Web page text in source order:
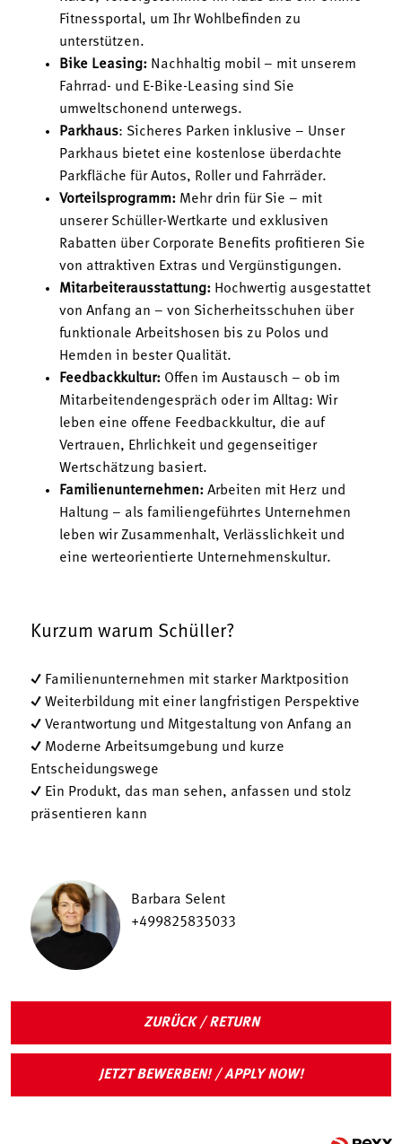
Fitnessportal, um Ihr Wohlbefinden zu
unterstützen.
Bike Leasing: Nachhaltig mobil – mit unserem
Fahrrad- und E-Bike-Leasing sind Sie
umweltschonend unterwegs.
Parkhaus: Sicheres Parken inklusive – Unser
Parkhaus bietet eine kostenlose überdachte
Parkfläche für Autos, Roller und Fahrräder.
Vorteilsprogramm: Mehr drin für Sie – mit
unserer Schüller-Wertkarte und exklusiven
Rabatten über Corporate Benefits profitieren Sie
von attraktiven Extras und Vergünstigungen.
Mitarbeiterausstattung: Hochwertig ausgestattet
von Anfang an – von Sicherheitsschuhen über
funktionale Arbeitshosen bis zu Polos und
Hemden in bester Qualität.
Feedbackkultur: Offen im Austausch – ob im
Mitarbeitendengespräch oder im Alltag: Wir
leben eine offene Feedbackkultur, die auf
Vertrauen, Ehrlichkeit und gegenseitiger
Wertschätzung basiert.
Familienunternehmen: Arbeiten mit Herz und
Haltung – als familiengeführtes Unternehmen
leben wir Zusammenhalt, Verlässlichkeit und
eine werteorientierte Unternehmenskultur.
Kurzum warum Schüller?
✓ Familienunternehmen mit starker Marktposition
✓ Weiterbildung mit einer langfristigen Perspektive
✓ Verantwortung und Mitgestaltung von Anfang an
✓ Moderne Arbeitsumgebung und kurze
Entscheidungswege
✓ Ein Produkt, das man sehen, anfassen und stolz
präsentieren kann
Barbara Selent
+499825835033
ZURÜCK / RETURN
JETZT BEWERBEN! / APPLY NOW!